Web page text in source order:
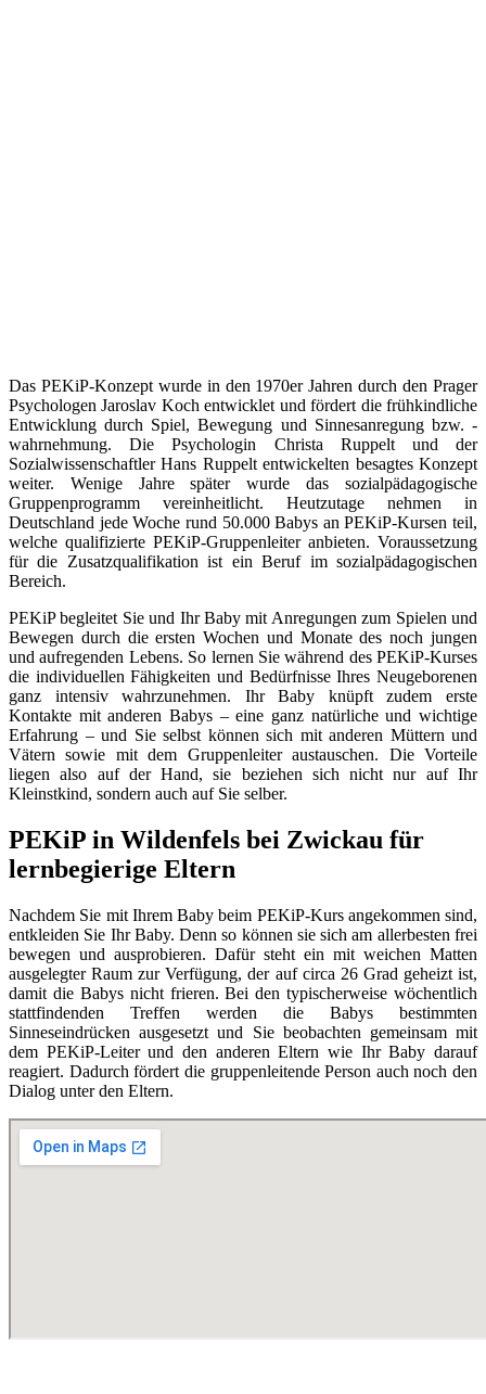
Das PEKiP-Konzept wurde in den 1970er Jahren durch den Prager
Psychologen Jaroslav Koch entwicklet und fördert die frühkindliche
Entwicklung durch Spiel, Bewegung und Sinnesanregung bzw. -
wahrnehmung. Die Psychologin Christa Ruppelt und der
Sozialwissenschaftler Hans Ruppelt entwickelten besagtes Konzept
weiter. Wenige Jahre später wurde das sozialpädagogische
Gruppenprogramm vereinheitlicht. Heutzutage nehmen in
Deutschland jede Woche rund 50.000 Babys an PEKiP-Kursen teil,
welche qualifizierte PEKiP-Gruppenleiter anbieten. Voraussetzung
für die Zusatzqualifikation ist ein Beruf im sozialpädagogischen
Bereich.
PEKiP begleitet Sie und Ihr Baby mit Anregungen zum Spielen und
Bewegen durch die ersten Wochen und Monate des noch jungen
und aufregenden Lebens. So lernen Sie während des PEKiP-Kurses
die individuellen Fähigkeiten und Bedürfnisse Ihres Neugeborenen
ganz intensiv wahrzunehmen. Ihr Baby knüpft zudem erste
Kontakte mit anderen Babys – eine ganz natürliche und wichtige
Erfahrung – und Sie selbst können sich mit anderen Müttern und
Vätern sowie mit dem Gruppenleiter austauschen. Die Vorteile
liegen also auf der Hand, sie beziehen sich nicht nur auf Ihr
Kleinstkind, sondern auch auf Sie selber.
PEKiP in Wildenfels bei Zwickau für
lernbegierige Eltern
Nachdem Sie mit Ihrem Baby beim PEKiP-Kurs angekommen sind,
entkleiden Sie Ihr Baby. Denn so können sie sich am allerbesten frei
bewegen und ausprobieren. Dafür steht ein mit weichen Matten
ausgelegter Raum zur Verfügung, der auf circa 26 Grad geheizt ist,
damit die Babys nicht frieren. Bei den typischerweise wöchentlich
stattfindenden Treffen werden die Babys bestimmten
Sinneseindrücken ausgesetzt und Sie beobachten gemeinsam mit
dem PEKiP-Leiter und den anderen Eltern wie Ihr Baby darauf
reagiert. Dadurch fördert die gruppenleitende Person auch noch den
Dialog unter den Eltern.